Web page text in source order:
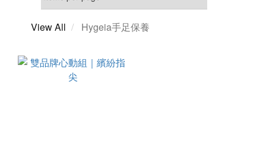
View All Hygeia手足保養